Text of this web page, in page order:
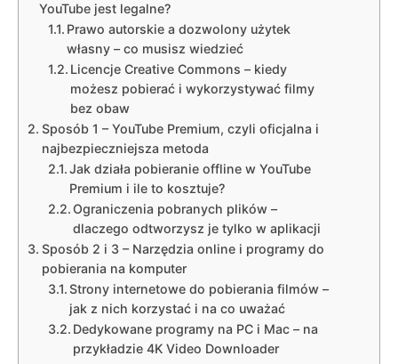
YouTube jest legalne?
Prawo autorskie a dozwolony użytek
własny – co musisz wiedzieć
Licencje Creative Commons – kiedy
możesz pobierać i wykorzystywać filmy
bez obaw
Sposób 1 – YouTube Premium, czyli oficjalna i
najbezpieczniejsza metoda
Jak działa pobieranie offline w YouTube
Premium i ile to kosztuje?
Ograniczenia pobranych plików –
dlaczego odtworzysz je tylko w aplikacji
Sposób 2 i 3 – Narzędzia online i programy do
pobierania na komputer
Strony internetowe do pobierania filmów –
jak z nich korzystać i na co uważać
Dedykowane programy na PC i Mac – na
przykładzie 4K Video Downloader